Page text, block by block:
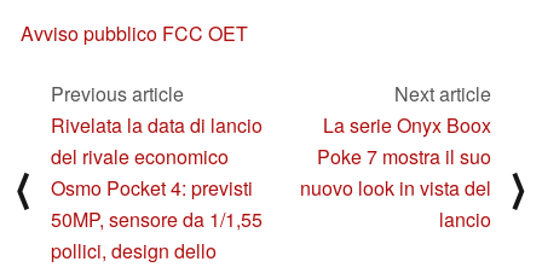
Avviso pubblico FCC OET
⟨
Previous article
Rivelata la data di lancio
del rivale economico
Osmo Pocket 4: previsti
50MP, sensore da 1/1,55
pollici, design dello
Next article
La serie Onyx Boox
Poke 7 mostra il suo
nuovo look in vista del
lancio
⟩